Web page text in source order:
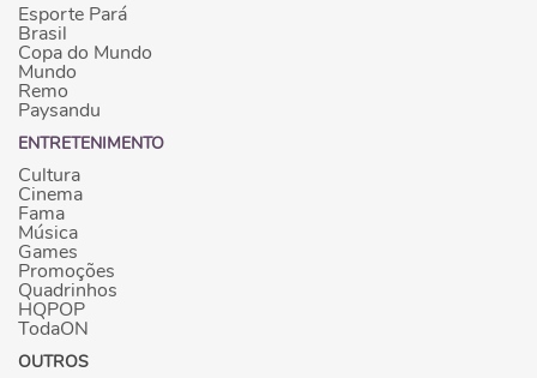
Esporte Pará
Brasil
Copa do Mundo
Mundo
Remo
Paysandu
ENTRETENIMENTO
Cultura
Cinema
Fama
Música
Games
Promoções
Quadrinhos
HQPOP
TodaON
OUTROS